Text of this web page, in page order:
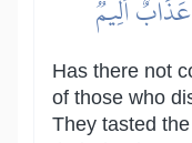
أَلِيمٞ
Has there not
of those who
They tasted